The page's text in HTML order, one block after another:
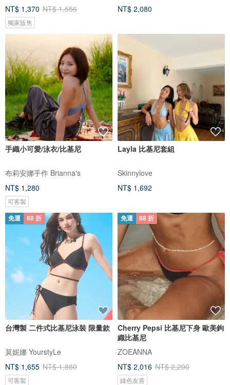
NT$ 1,370 NT$ 1,556
獨家販售
NT$ 2,080
手織小可愛/泳衣/比基尼
布莉安娜手作 Brianna's
NT$ 1,280
可客製
Layla 比基尼套組
Skinnylove
NT$ 1,692
免運 88 折
台灣製 二件式比基尼泳裝 限量款
莫妮娜 YourstyLe
NT$ 1,655 NT$ 1,880
可客製
免運 88 折
Cherry Pepsi 比基尼下身 歐美鉤
織比基尼
ZOEANNA
NT$ 2,016 NT$ 2,290
綠色友善